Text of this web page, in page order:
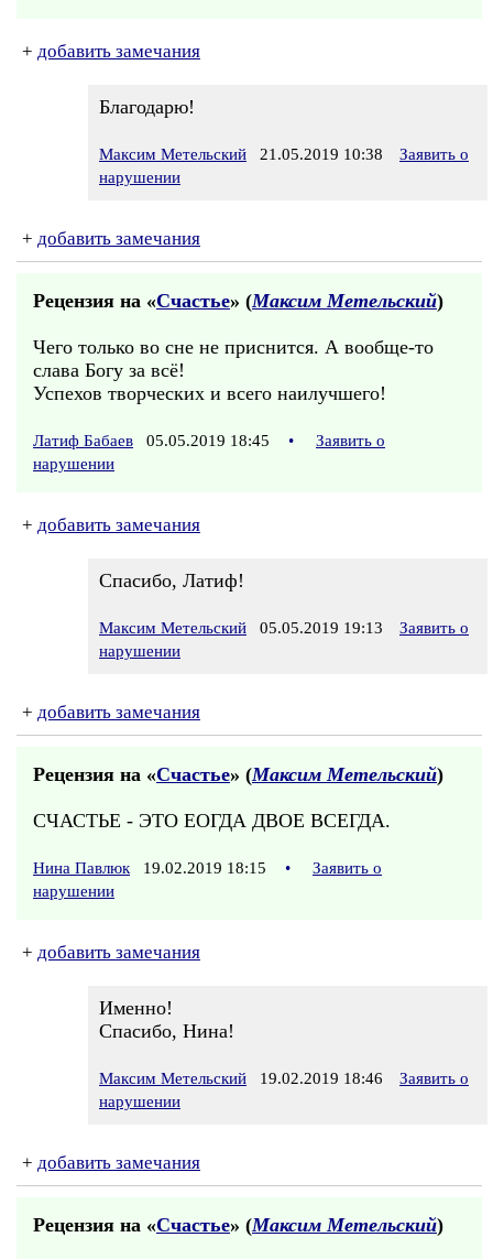
+ добавить замечания
Благодарю!
Максим Метельский 21.05.2019 10:38
Заявить о
нарушении
+ добавить замечания
Рецензия на «Счастье» (Максим Метельский)
Чего только во сне не приснится. А вообще-то
слава Богу за всё!
Успехов творческих и всего наилучшего!
Латиф Бабаев 05.05.2019 18:45 •
Заявить о
нарушении
+ добавить замечания
Спасибо, Латиф!
Максим Метельский 05.05.2019 19:13
Заявить о
нарушении
+ добавить замечания
Рецензия на «Счастье» (Максим Метельский)
СЧАСТЬЕ - ЭТО ЕОГДА ДВОЕ ВСЕГДА.
Нина Павлюк 19.02.2019 18:15 •
Заявить о
нарушении
+ добавить замечания
Именно!
Спасибо, Нина!
Максим Метельский 19.02.2019 18:46
Заявить о
нарушении
+ добавить замечания
Рецензия на «Счастье» (Максим Метельский)